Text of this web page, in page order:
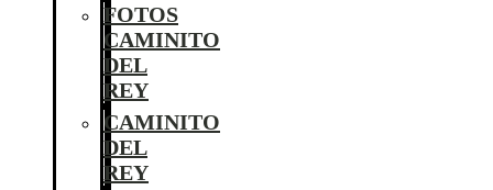
FOTOS
CAMINITO
DEL
REY
CAMINITO
DEL
REY